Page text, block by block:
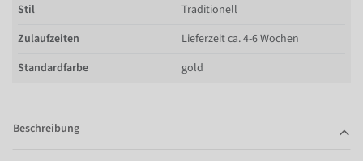
Stil
Traditionell
Zulaufzeiten
Lieferzeit ca. 4-6 Wochen
Standardfarbe
gold
Beschreibung